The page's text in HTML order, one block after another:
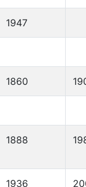
1947
1860
1888
1936